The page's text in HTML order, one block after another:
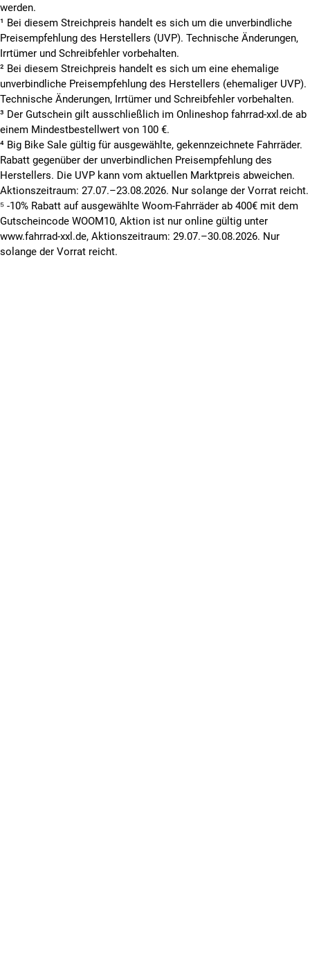
werden.
¹ Bei diesem Streichpreis handelt es sich um die unverbindliche
Preisempfehlung des Herstellers (UVP). Technische Änderungen,
Irrtümer und Schreibfehler vorbehalten.
² Bei diesem Streichpreis handelt es sich um eine ehemalige
unverbindliche Preisempfehlung des Herstellers (ehemaliger UVP).
Technische Änderungen, Irrtümer und Schreibfehler vorbehalten.
³ Der Gutschein gilt ausschließlich im Onlineshop fahrrad-xxl.de ab
einem Mindestbestellwert von 100 €.
⁴ Big Bike Sale gültig für ausgewählte, gekennzeichnete Fahrräder.
Rabatt gegenüber der unverbindlichen Preisempfehlung des
Herstellers. Die UVP kann vom aktuellen Marktpreis abweichen.
Aktionszeitraum: 27.07.–23.08.2026. Nur solange der Vorrat reicht.
⁵ -10% Rabatt auf ausgewählte Woom-Fahrräder ab 400€ mit dem
Gutscheincode WOOM10, Aktion ist nur online gültig unter
www.fahrrad-xxl.de, Aktionszeitraum: 29.07.–30.08.2026. Nur
solange der Vorrat reicht.